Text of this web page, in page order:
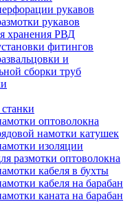
рукавов
рукавов
хранения РВД
фитингов
и
сборки труб
оптоволокна
намотки катушек
изоляции
размотки оптоволокна
кабеля в бухты
кабеля на барабан
каната на барабан